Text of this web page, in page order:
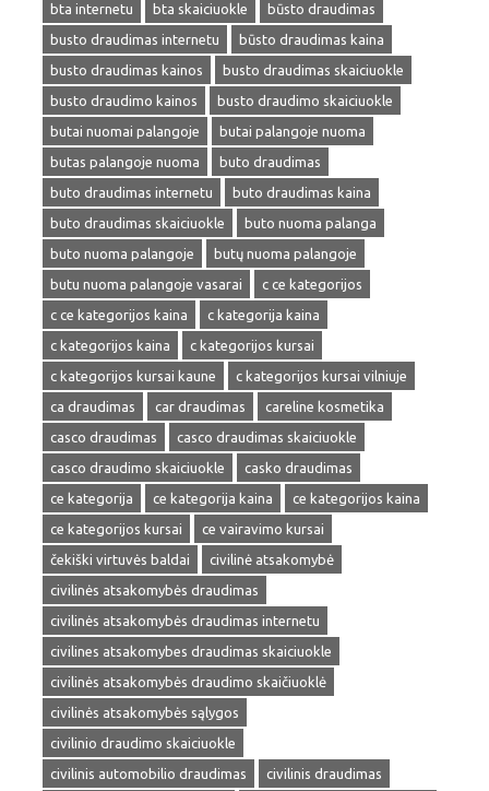
bta internetu
bta skaiciuokle
būsto draudimas
busto draudimas internetu
būsto draudimas kaina
busto draudimas kainos
busto draudimas skaiciuokle
busto draudimo kainos
busto draudimo skaiciuokle
butai nuomai palangoje
butai palangoje nuoma
butas palangoje nuoma
buto draudimas
buto draudimas internetu
buto draudimas kaina
buto draudimas skaiciuokle
buto nuoma palanga
buto nuoma palangoje
butų nuoma palangoje
butu nuoma palangoje vasarai
c ce kategorijos
c ce kategorijos kaina
c kategorija kaina
c kategorijos kaina
c kategorijos kursai
c kategorijos kursai kaune
c kategorijos kursai vilniuje
ca draudimas
car draudimas
careline kosmetika
casco draudimas
casco draudimas skaiciuokle
casco draudimo skaiciuokle
casko draudimas
ce kategorija
ce kategorija kaina
ce kategorijos kaina
ce kategorijos kursai
ce vairavimo kursai
čekiški virtuvės baldai
civilinė atsakomybė
civilinės atsakomybės draudimas
civilinės atsakomybės draudimas internetu
civilines atsakomybes draudimas skaiciuokle
civilinės atsakomybės draudimo skaičiuoklė
civilinės atsakomybės sąlygos
civilinio draudimo skaiciuokle
civilinis automobilio draudimas
civilinis draudimas